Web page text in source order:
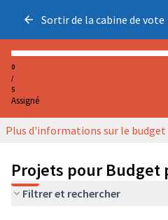
Sortir de la cabine de vote
0
/
5
Assigné
Plus d'informations sur le budget
Projets pour Budget
Filtrer et rechercher